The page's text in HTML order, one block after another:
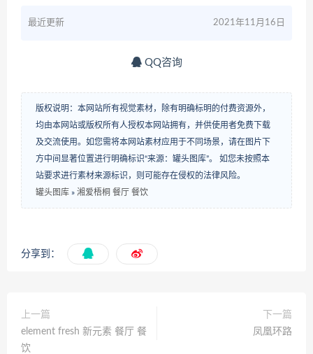
最近更新 2021年11月16日
QQ咨询
版权说明：本网站所有视觉素材，除有明确标明的付费资源外，
均由本网站或版权所有人授权本网站拥有，并供使用者免费下载
及交流使用。如您需将本网站素材应用于不同场景，请在图片下
方中间显著位置进行明确标识“来源：罐头图库”。 如您未按照本
站要求进行素材来源标识，则可能存在侵权的法律风险。
罐头图库 » 湘爱梧桐 餐厅 餐饮
分享到：
上一篇
element fresh 新元素 餐厅 餐
饮
下一篇
凤凰环路